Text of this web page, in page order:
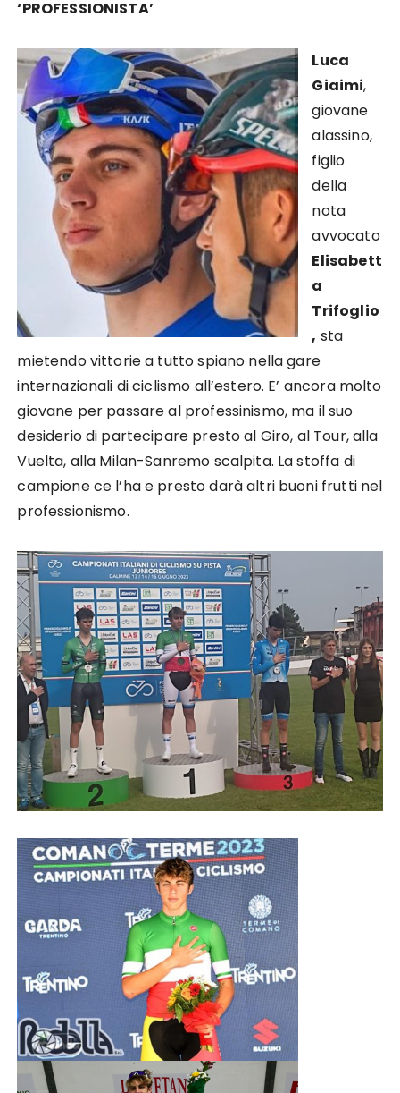
‘PROFESSIONISTA’
Luca
Giaimi,
giovane
alassino,
figlio
della
nota
avvocato
Elisabett
a
Trifoglio
, sta
mietendo vittorie a tutto spiano nella gare
internazionali di ciclismo all’estero. E’ ancora molto
giovane per passare al professinismo, ma il suo
desiderio di partecipare presto al Giro, al Tour, alla
Vuelta, alla Milan-Sanremo scalpita. La stoffa di
campione ce l’ha e presto darà altri buoni frutti nel
professionismo.